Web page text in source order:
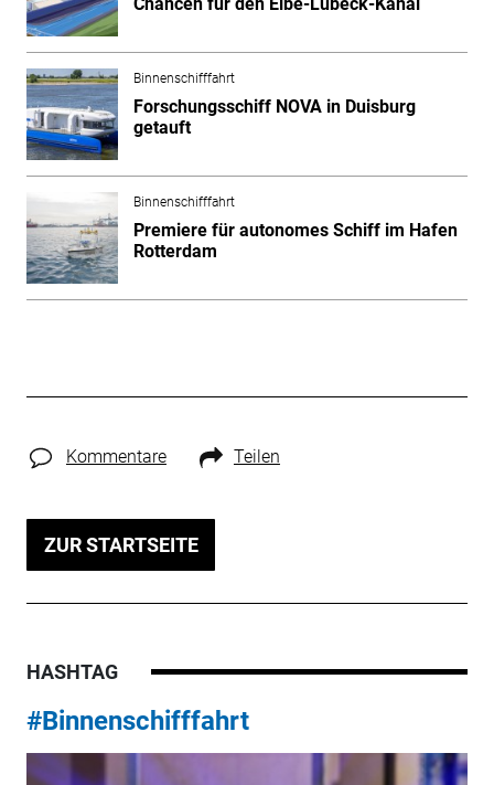
Binnenschifffahrt
Forschungsschiff NOVA in Duisburg
getauft
Binnenschifffahrt
Premiere für autonomes Schiff im Hafen
Rotterdam
Kommentare Teilen
ZUR STARTSEITE
HASHTAG
#Binnenschifffahrt